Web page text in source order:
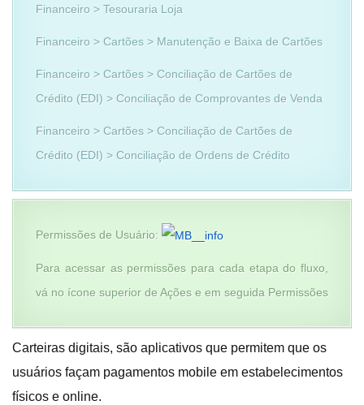
Financeiro > Tesouraria Loja
Financeiro > Cartões > Manutenção e Baixa de Cartões
Financeiro > Cartões > Conciliação de Cartões de
Crédito (EDI) > Conciliação de Comprovantes de Venda
Financeiro > Cartões > Conciliação de Cartões de
Crédito (EDI) > Conciliação de Ordens de Crédito
Permissões de Usuário:
Para acessar as permissões para cada etapa do fluxo,
vá no ícone superior de Ações e em seguida Permissões
Carteiras digitais, são aplicativos que permitem que os
usuários façam pagamentos mobile em estabelecimentos
físicos e online.